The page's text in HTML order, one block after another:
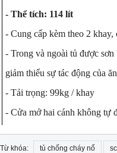
- Thể tích: 114 lít
- Cung cấp kèm theo 2
- Trong và ngoài tủ được
giảm thiểu sự tác động của
- Tải trọng: 99kg / khay
- Cửa mở hai cánh không tự
Từ khóa: tủ chống cháy nổ